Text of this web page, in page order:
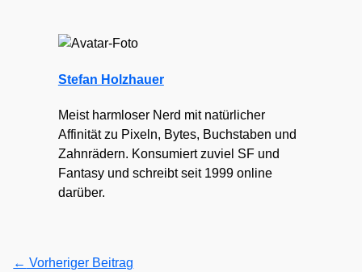
Stefan Holzhauer
Meist harmloser Nerd mit natürlicher
Affinität zu Pixeln, Bytes, Buchstaben und
Zahnrädern. Konsumiert zuviel SF und
Fantasy und schreibt seit 1999 online
darüber.
← Vorheriger Beitrag